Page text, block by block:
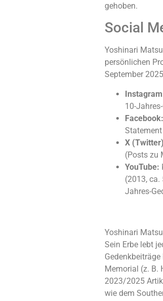
gehoben.
Social
Yoshinari
persönlichen
September
10-
Facebook:
X
(Posts zu
YouTube:
(2013,
Jahres-
Yoshinari
Sein Erbe lebt
Memorial (z. B.
2023/2025
wie dem